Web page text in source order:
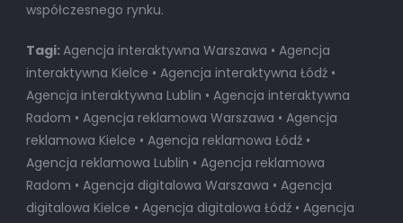
współczesnego rynku.
Tagi:Agencja interaktywna Warszawa • Agencja
interaktywna Kielce • Agencja interaktywna Łódź •
Agencja interaktywna Lublin • Agencja interaktywna
Radom • Agencja reklamowa Warszawa • Agencja
reklamowa Kielce • Agencja reklamowa Łódź •
Agencja reklamowa Lublin • Agencja reklamowa
Radom • Agencja digitalowa Warszawa • Agencja
digitalowa Kielce • Agencja digitalowa Łódź • Agencja